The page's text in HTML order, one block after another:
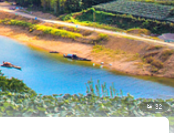
 32